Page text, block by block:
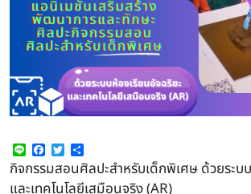
Line Facebook
Twitter
กิจกรรมสอนศิลปะสำหรับเด็กพิเศษ ด้วยระบ
และเทคโนโลยีเสมือนจริง (AR)